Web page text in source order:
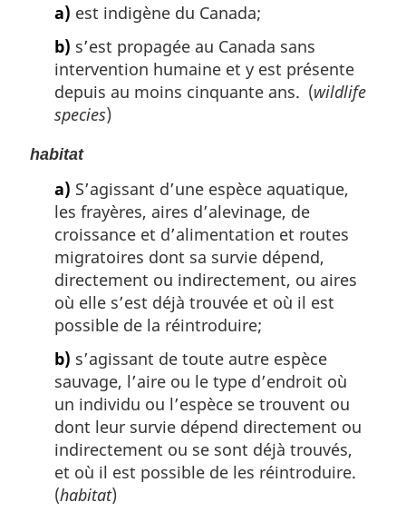
a) est indigène du Canada;
b) s’est propagée au Canada sans
intervention humaine et y est présente
depuis au moins cinquante ans. (wildlife
species)
habitat
a) S’agissant d’une espèce aquatique,
les frayères, aires d’alevinage, de
croissance et d’alimentation et routes
migratoires dont sa survie dépend,
directement ou indirectement, ou aires
où elle s’est déjà trouvée et où il est
possible de la réintroduire;
b) s’agissant de toute autre espèce
sauvage, l’aire ou le type d’endroit où
un individu ou l’espèce se trouvent ou
dont leur survie dépend directement ou
indirectement ou se sont déjà trouvés,
et où il est possible de les réintroduire.
(habitat)